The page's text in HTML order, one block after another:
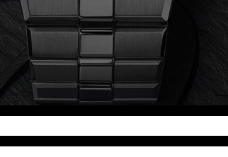
域（非大陆需加拨“+86”）
提前预约）